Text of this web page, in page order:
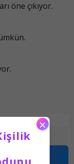
×
öne çıkıyor.